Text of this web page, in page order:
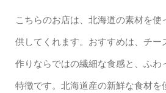
こちらのお店は、北海道の素材を使
供してくれます。おすすめは、チー
作りならではの繊細な食感と、ふわ
特徴です。北海道産の新鮮な食材を